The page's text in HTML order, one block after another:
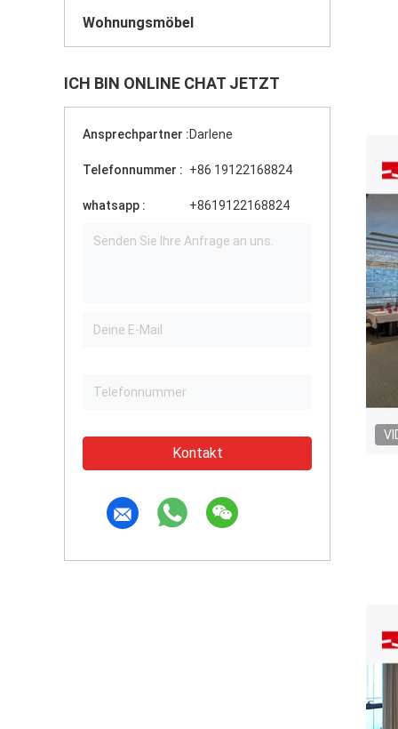
Wohnungsmöbel
ICH BIN ONLINE CHAT JETZT
Ansprechpartner :Darlene
Telefonnummer : +86 19122168824
whatsapp : +8619122168824
Kontakt